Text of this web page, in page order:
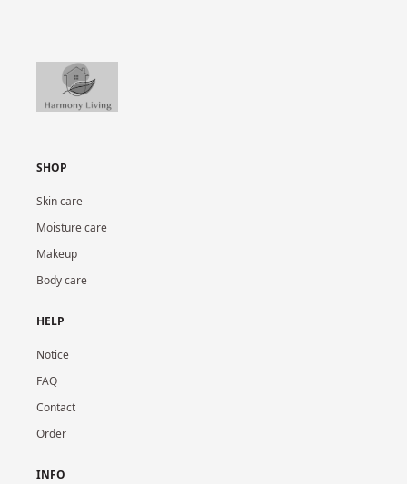
SHOP
Skin care
Moisture care
Makeup
Body care
HELP
Notice
FAQ
Contact
Order
INFO